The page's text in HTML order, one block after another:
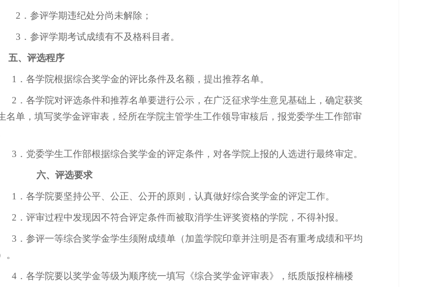
2．参评学期违纪处分尚未解除；
3．参评学期考试成绩有不及格科目者。
五、评选程序
1．各学院根据综合奖学金的评比条件及名额，提出推荐名单。
2．各学院对评选条件和推荐名单要进行公示，在广泛征求学生意见基础上，确定获奖
名单，填写奖学金评审表，经所在学院主管学生工作领导审核后，报党委学生工作部审
3．党委学生工作部根据综合奖学金的评定条件，对各学院上报的人选进行最终审定。
六、评选要求
1．各学院要坚持公平、公正、公开的原则，认真做好综合奖学金的评定工作。
2．评审过程中发现因不符合评定条件而被取消学生评奖资格的学院，不得补报。
3．参评一等综合奖学金学生须附成绩单（加盖学院印章并注明是否有重考成绩和平均
。
4．各学院要以奖学金等级为顺序统一填写《综合奖学金评审表》，纸质版报梓楠楼